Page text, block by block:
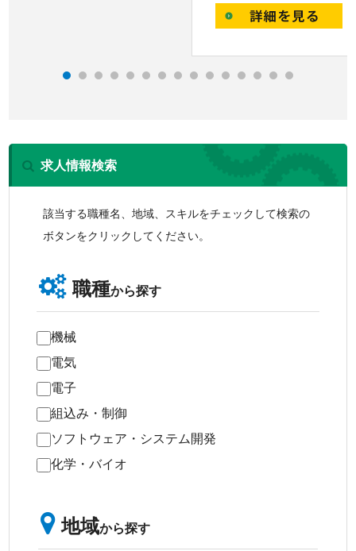
求人情報検索
該当する職種名、地域、スキルをチェックして検索の
ボタンをクリックしてください。
職種から探す
機械
電気
電子
組込み・制御
ソフトウェア・システム開発
化学・バイオ
地域から探す